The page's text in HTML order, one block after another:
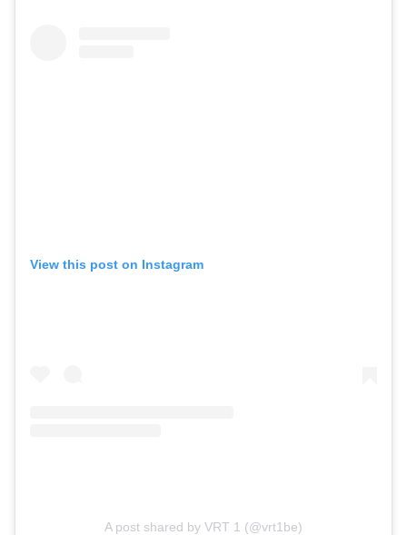
View this post on Instagram
A post shared by VRT 1 (@vrt1be)